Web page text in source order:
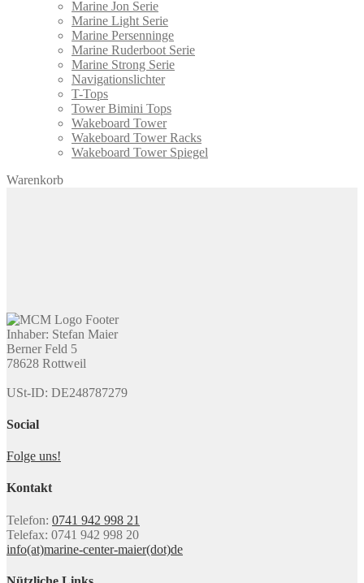
Marine Jon Serie
Marine Light Serie
Marine Persenninge
Marine Ruderboot Serie
Marine Strong Serie
Navigationslichter
T-Tops
Tower Bimini Tops
Wakeboard Tower
Wakeboard Tower Racks
Wakeboard Tower Spiegel
Warenkorb
Inhaber: Stefan Maier
Berner Feld 5
78628 Rottweil
USt-ID: DE248787279
Social
Folge uns!
Kontakt
Telefon: 0741 942 998 21
Telefax: 0741 942 998 20
info(at)marine-center-maier(dot)de